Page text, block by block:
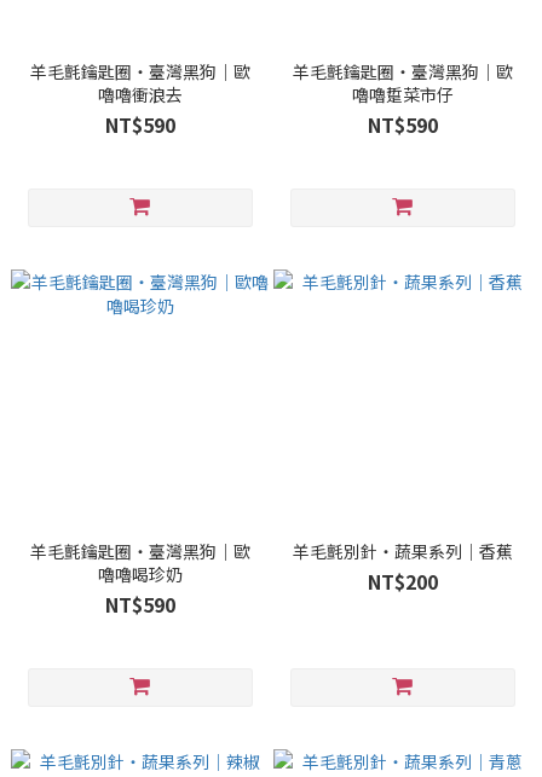
羊毛氈鑰匙圈・臺灣黑狗｜歐
嚕嚕衝浪去
NT$590
羊毛氈鑰匙圈・臺灣黑狗｜歐
嚕嚕踅菜市仔
NT$590
羊毛氈鑰匙圈・臺灣黑狗｜歐
嚕嚕喝珍奶
NT$590
羊毛氈別針・蔬果系列｜香蕉
NT$200